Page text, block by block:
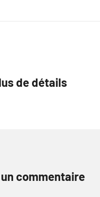
de détails
commentaire